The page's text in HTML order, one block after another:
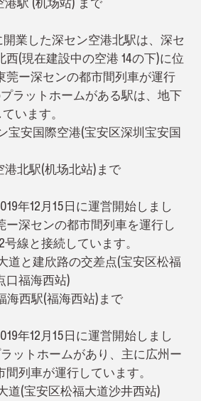
開業した深セン空港北駅は、深セ
西(現在建設中の空港 14の下)に位
莞ー深センの都市間列車が運行
ラットホームがある駅は、地下
います。
宝安国際空港(宝安区深圳宝安国
港北駅(机场北站)まで
年12月15日に運営開始しまし
ー深センの都市間列車を運行し
線と接続しています。
道と建欣路の交差点(宝安区松福
口福海西站)
海西駅(福海西站)まで
年12月15日に運営開始しまし
ットホームがあり、主に広州ー
列車が運行しています。
道(宝安区松福大道沙井西站)